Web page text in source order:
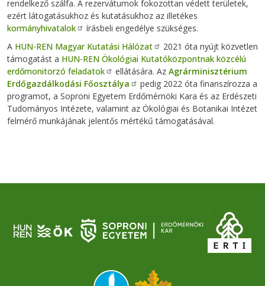
rendelkező szálfa. A rezervátumok fokozottan védett területek,
ezért látogatásukhoz és kutatásukhoz az illetékes
kormányhivatalok
írásbeli engedélye szükséges.
A HUN-REN Magyar Kutatási Hálózat
2021 óta nyújt közvetlen
támogatást a HUN-REN Ökológiai Kutatóközpontnak közcélú
erdőmonitorzó feladatok
ellátására. Az Agrárminisztérium
Erdőgazdálkodási Főosztálya
pedig 2022 óta finanszírozza a
programot, a Soproni Egyetem Erdőmérnöki Kara és az Erdészeti
Tudományos Intézete, valamint az Ökológiai és Botanikai Intézet
felmérő munkájának jelentős mértékű támogatásával.